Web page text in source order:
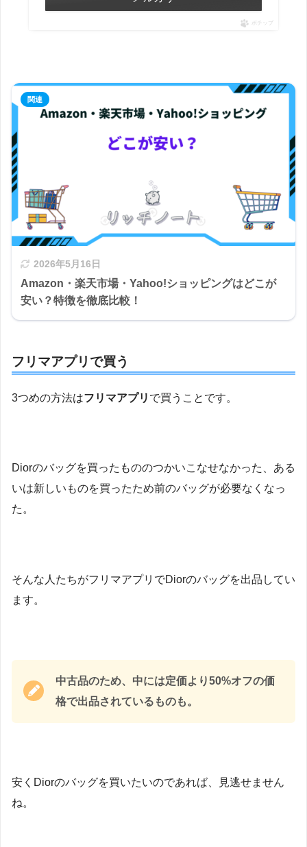
ポチップ
2026年5月16日
Amazon・楽天市場・Yahoo!ショッピングはどこが
安い？特徴を徹底比較！
フリマアプリで買う
3つめの方法はフリマアプリ で買うことです。
Diorのバッグを買ったもののつかいこなせなかった、ある
いは新しいものを買ったため前のバッグが必要なくなっ
た。
そんな人たちがフリマアプリでDiorのバッグを出品してい
ます。
中古品のため、中には定価より50%オフの価
格で出品されているものも。
安くDiorのバッグを買いたいのであれば、見逃せません
ね。